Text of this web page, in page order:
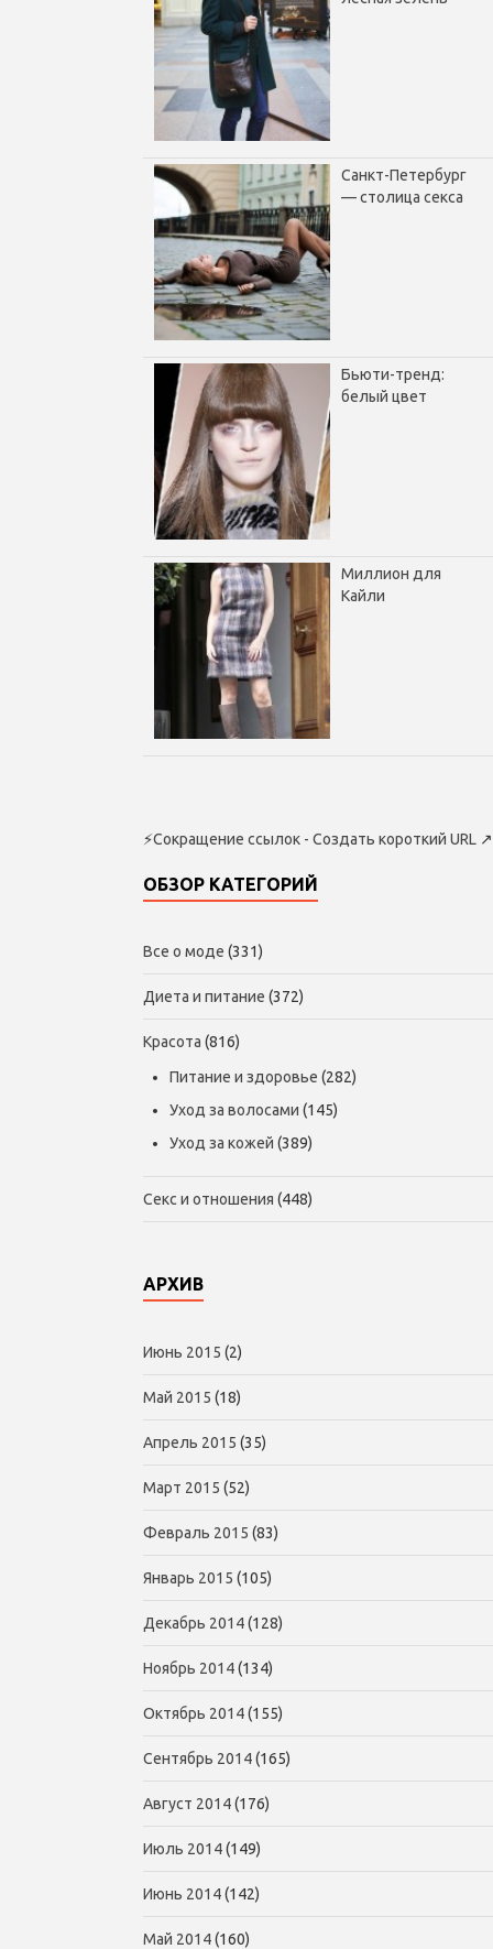
Санкт-Петербург
— столица секса
Бьюти-тренд:
белый цвет
Миллион для
Кайли
⚡Сокращение ссылок - Создать короткий URL ↗
ОБЗОР КАТЕГОРИЙ
Все о моде (331)
Диета и питание (372)
Красота (816)
Питание и здоровье (282)
Уход за волосами (145)
Уход за кожей (389)
Секс и отношения (448)
АРХИВ
Июнь 2015 (2)
Май 2015 (18)
Апрель 2015 (35)
Март 2015 (52)
Февраль 2015 (83)
Январь 2015 (105)
Декабрь 2014(128)
Ноябрь 2014(134)
Октябрь 2014(155)
Сентябрь 2014(165)
Август 2014(176)
Июль 2014(149)
Июнь 2014(142)
Май 2014(160)